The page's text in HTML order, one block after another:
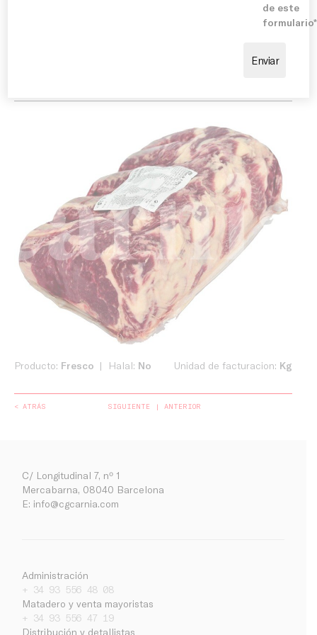
Producto: Fresco Halal: No Unidad de facturacion: Kg
< ATRÁS SIGUIENTE ANTERIOR
C/ Longitudinal 7, nº 1
Mercabarna, 08040 Barcelona
E: info@cgcarnia.com
Administración
+ 34 93 556 48 08
Matadero y venta mayoristas
+ 34 93 556 47 19
Distribución y detallistas
de este
formulario*